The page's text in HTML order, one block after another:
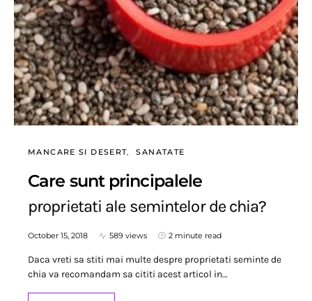
MANCARE SI DESERT SANATATE
Care sunt principalele
proprietati ale semintelor de chia?
October 15, 2018 589 views 2 minute read
Daca vreti sa stiti mai multe despre proprietati seminte de
chia va recomandam sa cititi acest articol in…